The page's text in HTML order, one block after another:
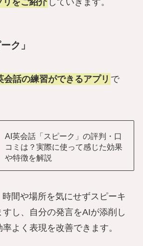
ク」
話の練習ができるアプリ で
AI英会話「スピーク」の評判・口
コミは？実際に使って感じた効果
や特徴を解説
間や場所を気にせずスピーキ
し、自分の発言をAIが添削し
よく表現を改善できます。